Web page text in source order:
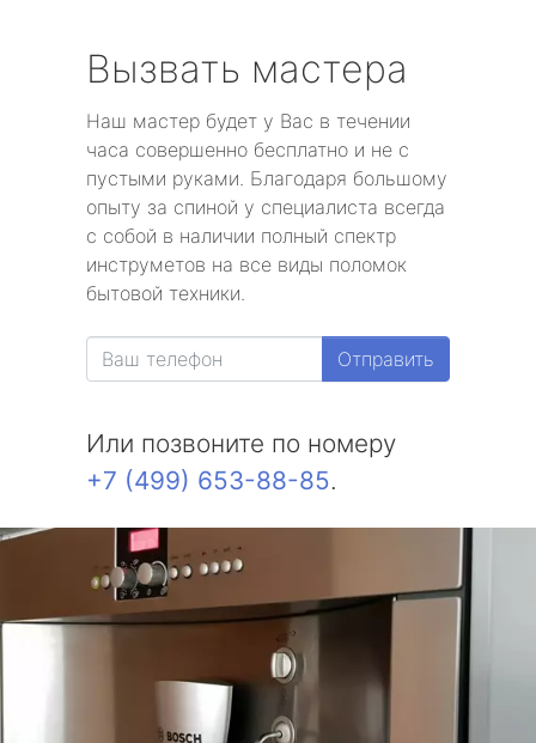
Вызвать мастера
Наш мастер будет у Вас в течении
часа совершенно бесплатно и не с
пустыми руками. Благодаря большому
опыту за спиной у специалиста всегда
с собой в наличии полный спектр
инструметов на все виды поломок
бытовой техники.
Отправить
Или позвоните по номеру
+7 (499) 653-88-85.